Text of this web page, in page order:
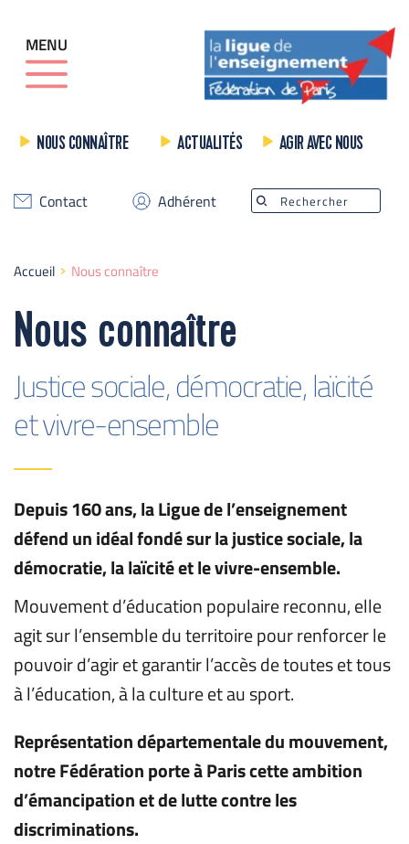
MENU
NOUS CONNAÎTRE ACTUALITÉS AGIR AVEC NOUS
Contact Adhérent Rechercher
Accueil Nous connaître
Nous connaître
Justice sociale, démocratie, laïcité
et vivre-ensemble
Depuis 160 ans, la Ligue de l’enseignement
défend un idéal fondé sur la justice sociale, la
démocratie, la laïcité et le vivre-ensemble.
Mouvement d’éducation populaire reconnu, elle
agit sur l’ensemble du territoire pour renforcer le
pouvoir d’agir et garantir l’accès de toutes et tous
à l’éducation, à la culture et au sport.
Représentation départementale du mouvement,
notre Fédération porte à Paris cette ambition
d’émancipation et de lutte contre les
discriminations.